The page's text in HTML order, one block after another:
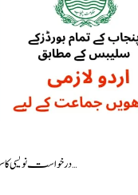
درخواست نویسی کا سوال انٹرمیڈیٹ سال اول کے پرچے کا ساتواں سوال ہوتا ہے۔جو کہ انشائیہ حصہ میں آتا ہے۔اس …